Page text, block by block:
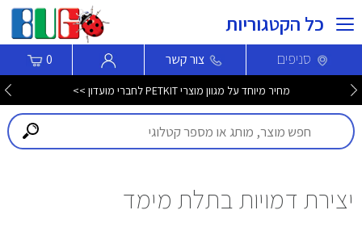
כל הקטגוריות
סניפים צור קשר 0
מחיר מיוחד על מגוון מוצרי PETKIT לחברי מועדון >>
יצירת דמויות בתלת מימד